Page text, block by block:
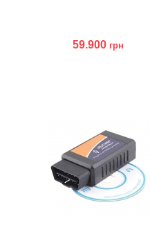
59.900 грн